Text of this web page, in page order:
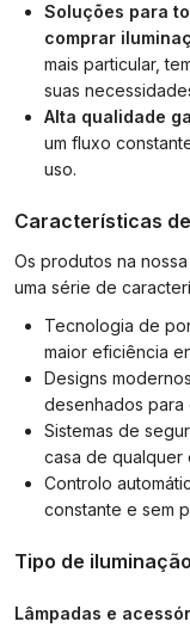
Soluções para
comprar
mais particular,
suas
Alta qualidade
um fluxo
uso.
Características
Os produtos na
uma série de
Tecnologia de
maior eficiência
Designs
desenhados para
Sistemas de
casa de qualquer
Controlo
constante e sem
Tipo de
Lâmpadas e